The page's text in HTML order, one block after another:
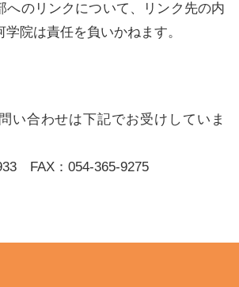
へのリンクについて、リンク先の内
院は責任を負いかねます。
い合わせは下記でお受けしていま
FAX： 054-365-9275